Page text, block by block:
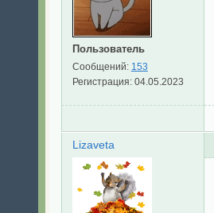
Пользователь
Сообщений: 153
Регистрация: 04.05.2023
Lizaveta